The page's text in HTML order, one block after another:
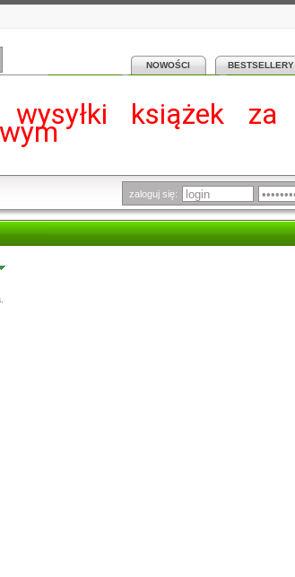
NOWOŚCI BESTSELLERY
wysyłki książek za
zaloguj się: